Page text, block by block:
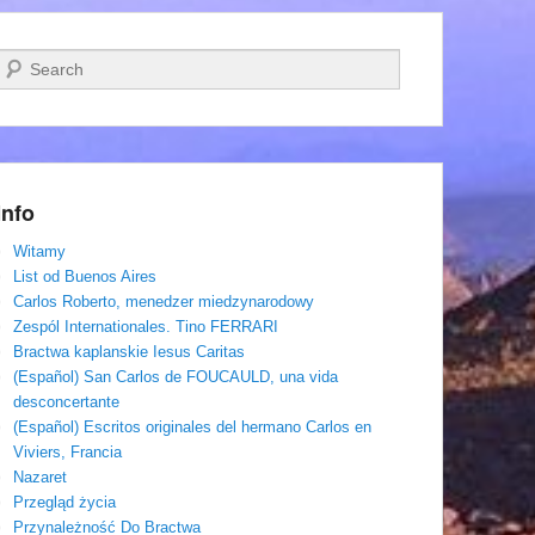
Szukaj
Witamy
List od Buenos Aires
Carlos Roberto, menedzer miedzynarodowy
Zespól Internationales. Tino FERRARI
Bractwa kaplanskie Iesus Caritas
(Español) San Carlos de FOUCAULD, una vida
desconcertante
(Español) Escritos originales del hermano Carlos en
Viviers, Francia
Nazaret
Przegląd życia
Przynależność Do Bractwa